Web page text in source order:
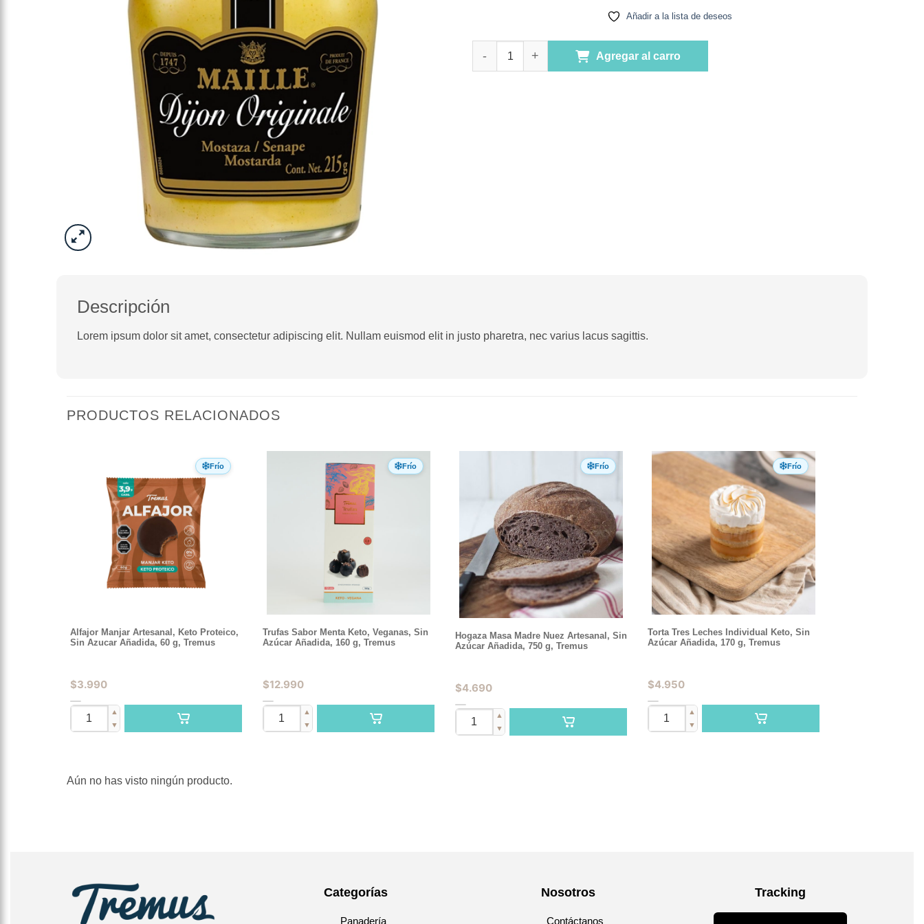
Añadir a la lista de deseos
Agregar al carro
Descripción
Lorem ipsum dolor sit amet, consectetur adipiscing elit. Nullam euismod elit in justo pharetra, nec varius lacus sagittis.
PRODUCTOS RELACIONADOS
Frío
Alfajor Manjar Artesanal, Keto Proteico,
Sin Azucar Añadida, 60 g, Tremus
$3.990
▲
▼
Frío
Trufas Sabor Menta Keto, Veganas, Sin
Azúcar Añadida, 160 g, Tremus
$12.990
▲
▼
Frío
Hogaza Masa Madre Nuez Artesanal, Sin
Azúcar Añadida, 750 g, Tremus
$4.690
▲
▼
Frío
Torta Tres Leches Individual Keto, Sin
Azúcar Añadida, 170 g, Tremus
$4.950
▲
▼
Aún no has visto ningún producto.
Categorías
Panadería
Nosotros
Contáctanos
Tracking